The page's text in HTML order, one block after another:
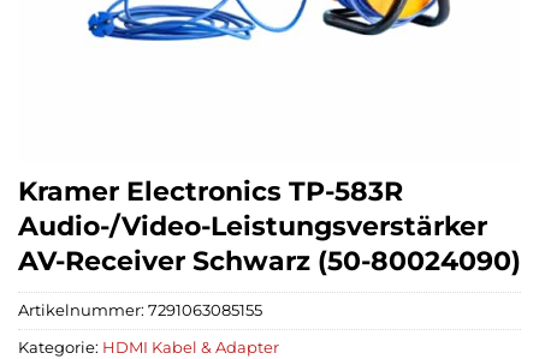
Kramer Electronics TP-583R
Audio-/Video-Leistungsverstärker
AV-Receiver Schwarz (50-80024090)
Artikelnummer: 7291063085155
Kategorie: HDMI Kabel & Adapter